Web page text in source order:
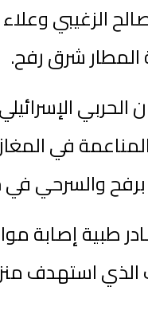
الزغيبي
شرق رفح.
الحربي
في
برفح والسرحي
طبية إصابة
استهدف